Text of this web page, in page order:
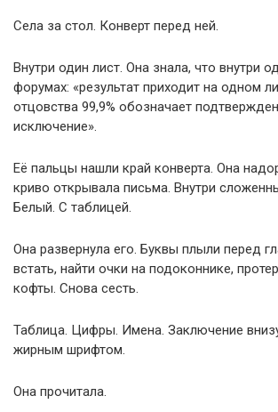
Села за стол. Конверт перед ней.
Внутри один лист. Она знала, что внутри
форумах: «результат приходит на одном
отцовства 99,9% обозначает
исключение».
Её пальцы нашли край конверта. Она
криво открывала письма. Внутри
Белый. С таблицей.
Она развернула его. Буквы плыли перед
встать, найти очки на подоконнике,
кофты. Снова сесть.
Таблица. Цифры. Имена. Заключение
жирным шрифтом.
Она прочитала.